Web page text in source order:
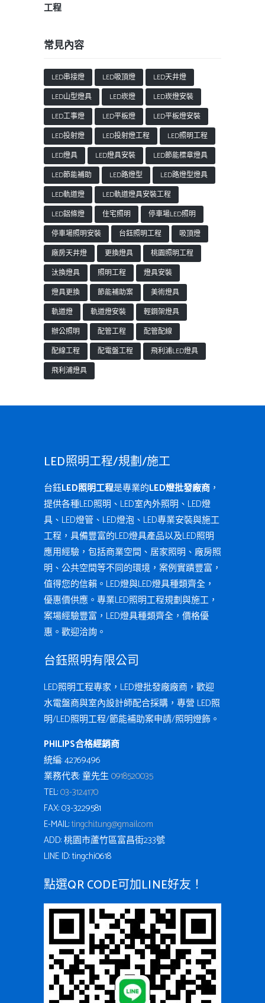
工程
常見內容
LED串接燈 LED吸頂燈
LED天井燈
LED山型燈具
LED崁燈
LED崁燈安裝
LED工事燈
LED平板燈
LED平板燈安裝
LED投射燈
LED投射燈工程
LED照明工程
LED燈具
LED燈具安裝
LED節能標章燈具
LED節能補助
LED路燈型
LED路燈型燈具
LED軌道燈
LED軌道燈具安裝工程
LED鋁條燈
住宅照明
停車場LED照明
停車場照明安裝
台鈺照明工程
吸頂燈
廠房天井燈
更換燈具
桃園照明工程
汰換燈具
照明工程
燈具安裝
燈具更換
節能補助案
美術燈具
軌道燈
軌道燈安裝
輕鋼架燈具
辦公照明
配管工程
配管配線
配線工程
配電盤工程
飛利浦LED燈具
飛利浦燈具
LED照明工程/規劃/施工
台鈺LED照明工程是專業的LED燈批發廠商 ，
提供各種LED照明、LED室內外照明、LED燈
具、LED燈管、LED燈泡、LED專業安裝與施工
工程，具備豐富的LED燈具產品以及LED照明
應用經驗，包括商業空間、居家照明、廠房照
明、公共空間等不同的環境，案例實蹟豐富，
值得您的信賴。LED燈與LED燈具種類齊全，
優惠價供應。專業LED照明工程規劃與施工，
案場經驗豐富，LED燈具種類齊全，價格優
惠。歡迎洽詢。
台鈺照明有限公司
LED照明工程專家，LED燈批發廠廠商，歡迎
水電盤商與室內設計師配合採購，專營 LED照
明/LED照明工程/節能補助案申請/照明燈飾。
PHILIPS合格經銷商
統編: 42769496
業務代表: 童先生0918520035
TEL:03-3124170
FAX: 03-3229581
E-MAIL:tingchi.tung@gmail.com
ADD: 桃園市蘆竹區富昌街233號
LINE ID: tingchi0618
點選QR CODE可加LINE好友！